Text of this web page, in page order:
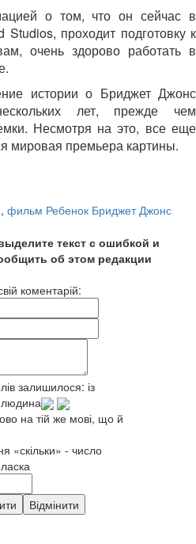
о том, что он сейчас в
проходит подготовку к
очень здорово работать в
истории о Бриджет Джонс
лет, прежде чем
Несмотря на это, все еще
мировая премьера картины.
, фильм Ребенок Бриджет Джонс
текст с ошибкой и
об этом редакции
коментарій:
залишилося: із
людина
на тій же мові, що й
«скільки» - число